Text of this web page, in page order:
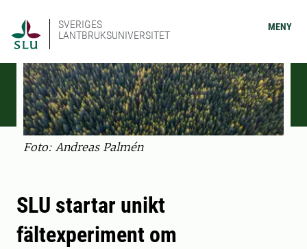
SVERIGES
LANTBRUKSUNIVERSITET
MENY
Foto: Andreas Palmén
SLU startar unikt
fältexperiment om